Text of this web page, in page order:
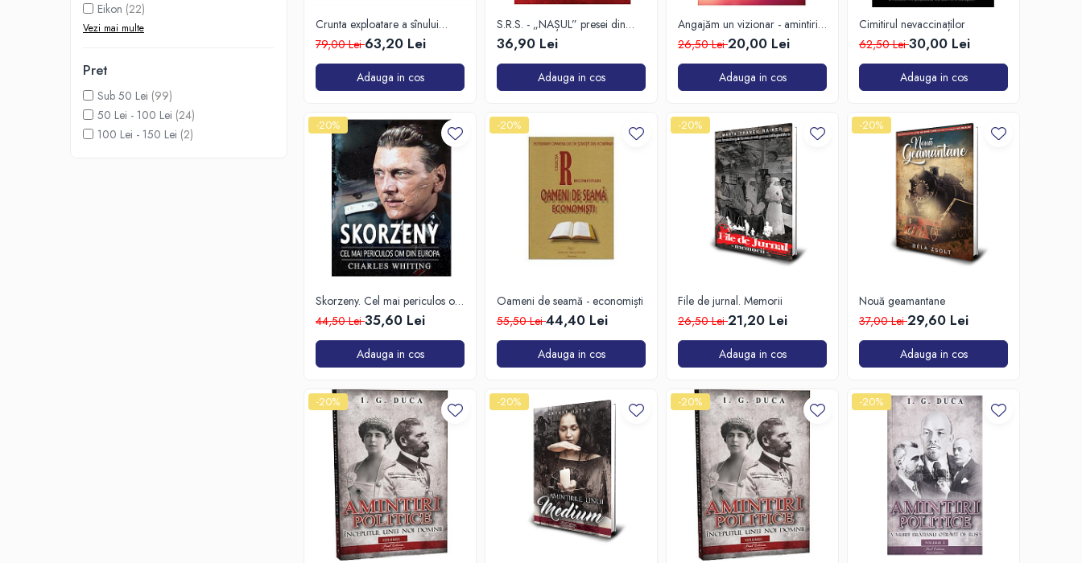
Eikon (22)
Vezi mai multe
Pret
Sub 50 Lei (99)
50 Lei - 100 Lei (24)
100 Lei - 150 Lei (2)
Crunta exploatare a sînului
Julietei
79,00 Lei63,20 Lei
Adauga in cos
S.R.S. - „NAȘUL” presei din
România
36,90 Lei
Adauga in cos
Angajăm un vizionar - amintirile
unui fost ministru al Apărării
26,50 Lei20,00 Lei
Adauga in cos
Cimitirul nevaccinaților
62,50 Lei30,00 Lei
Adauga in cos
-20%
Skorzeny. Cel mai periculos om
din Europa
44,50 Lei35,60 Lei
Adauga in cos
-20%
Oameni de seamă - economiști
55,50 Lei44,40 Lei
Adauga in cos
-20%
File de jurnal. Memorii
26,50 Lei21,20 Lei
Adauga in cos
-20%
Nouă geamantane
37,00 Lei29,60 Lei
Adauga in cos
-20% -20% -20% -20%